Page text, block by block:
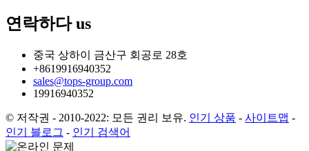
연락하다us
중국 상하이 금산구 회공로 28호
+8619916940352
sales@tops-group.com
19916940352
© 저작권 - 2010-2022: 모든 권리 보유. 인기 상품 - 사이트맵 -
인기 블로그 - 인기 검색어